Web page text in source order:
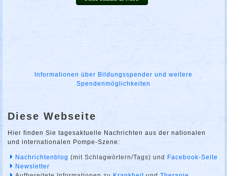
Informationen über Bildungsspender und weitere
Spendenmöglichkeiten
Diese Webseite
Hier finden Sie tagesaktuelle Nachrichten aus der nationalen
und internationalen Pompe-Szene:
Nachrichtenblog (mit Schlagwörtern/Tags) und Facebook-Seite
Newsletter